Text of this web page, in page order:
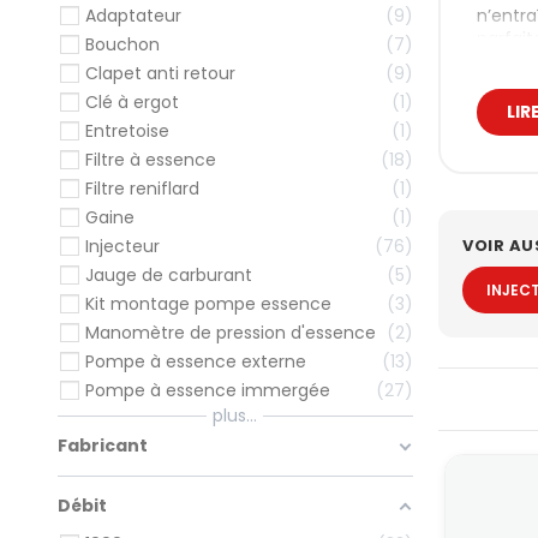
répétés.
En
que
VOIR
Adaptateur
9
Bouchon
7
Clapet anti retour
9
Clé à ergot
1
Entretoise
1
Filtre à essence
18
Filtre reniflard
1
Gaine
1
Injecteur
76
Jauge de carburant
5
Kit montage pompe essence
3
Manomètre de pression d'essence
2
Pompe à essence externe
13
Pompe à essence immergée
27
plus...
Fabricant
Débit